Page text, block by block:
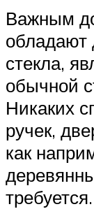
Важным
обладают
стекла,
обычной
Никаких
ручек,
как
требуется.